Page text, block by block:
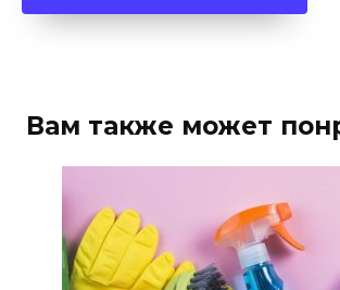
Вам также может